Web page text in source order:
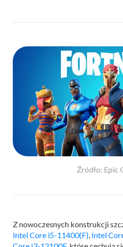
Źródło: Epic
Z nowoczesnych konstrukcji
Intel Core i5-11400(F) Intel